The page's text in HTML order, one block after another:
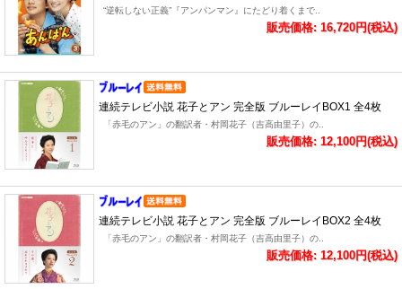
“逆転しない正義”『アンパンマン』にたどり着くまで..
販売価格: 16,720円(税込)
連続テレビ小説 花子とアン 完全版 ブルーレイBOX1 全4枚
「赤毛のアン」の翻訳者・村岡花子（吉高由里子）の..
販売価格: 12,100円(税込)
連続テレビ小説 花子とアン 完全版 ブルーレイBOX2 全4枚
「赤毛のアン」の翻訳者・村岡花子（吉高由里子）の..
販売価格: 12,100円(税込)